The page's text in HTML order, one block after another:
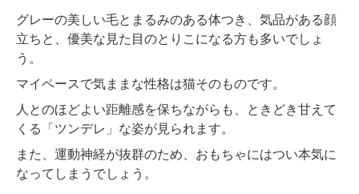
グレーの美しい毛とまるみのある体つき、気品がある顔
立ちと、優美な見た目のとりこになる方も多いでしょ
う。
マイペースで気ままな性格は猫そのものです。
人とのほどよい距離感を保ちながらも、ときどき甘えて
くる「ツンデレ」な姿が見られます。
また、運動神経が抜群のため、おもちゃにはつい本気に
なってしまうでしょう。